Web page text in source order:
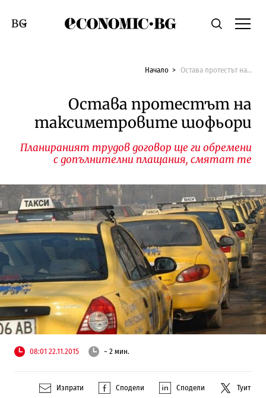
Economic.bgТърсене
Смяна на език
Начало Остава протестът на таксиметровите шофьори
Остава протестът на
таксиметровите шофьори
Планираният трудов договор ще ги обремени
с допълнителни плащания, смятат те
08:01 22.11.2015 ~ 2 мин.
Изпрати Сподели Сподели Туит